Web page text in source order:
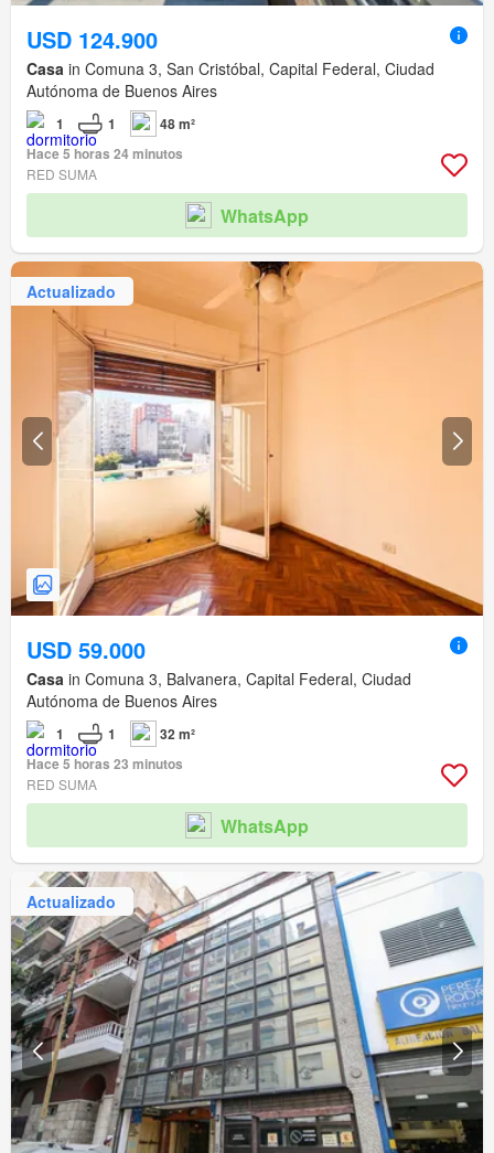
USD 124.900
Casa in Comuna 3, San Cristóbal, Capital Federal, Ciudad
Autónoma de Buenos Aires
1 1
48 m²
Hace 5 horas 24 minutos
RED SUMA
WhatsApp
Actualizado
USD 59.000
Casa in Comuna 3, Balvanera, Capital Federal, Ciudad
Autónoma de Buenos Aires
1 1
32 m²
Hace 5 horas 23 minutos
RED SUMA
WhatsApp
Actualizado